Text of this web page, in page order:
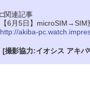
□関連記事
【6月5日】
http://akiba-
[撮影協力:イオシス アキバ